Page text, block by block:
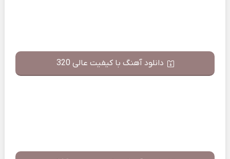
دانلود آهنگ با کیفیت عالی 320